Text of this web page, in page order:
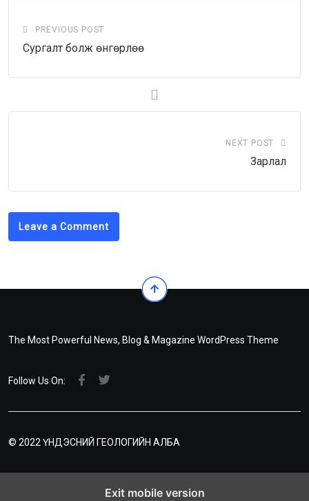
PREVIOUS POST
Сургалт болж өнгөрлөө
NEXT POST
Зарлал
Leave a Comment
The Most Powerful News, Blog & Magazine WordPress Theme
Follow Us On:
© 2022 ҮНДЭСНИЙ ГЕОЛОГИЙН АЛБА
Exit mobile version